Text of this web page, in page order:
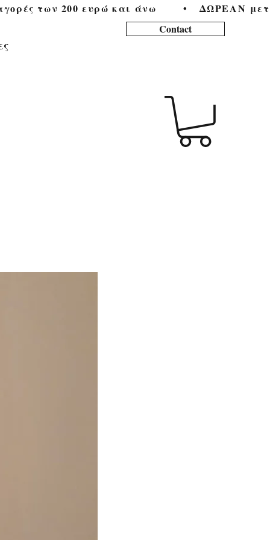
των 200 ευρώ και άνω        •
Contact